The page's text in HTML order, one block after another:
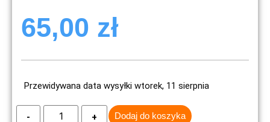
65,00 zł
Przewidywana data wysyłki wtorek, 11 sierpnia
Dodaj do koszyka